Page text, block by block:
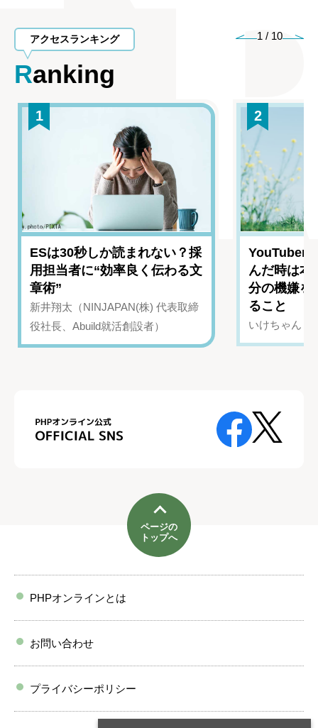
アクセスランキング
Ranking
1 / 10
1
ESは30秒しか読まれない？採
用担当者に“効率良く伝わる文
章術”
新井翔太（NINJAPAN(株) 代表取締
役社長、Abuild就活創設者）
2
YouTuber
んだ時は
分の機嫌を
ること
いけちゃん（
ページの
トップへ
PHPオンラインとは
お問い合わせ
プライバシーポリシー